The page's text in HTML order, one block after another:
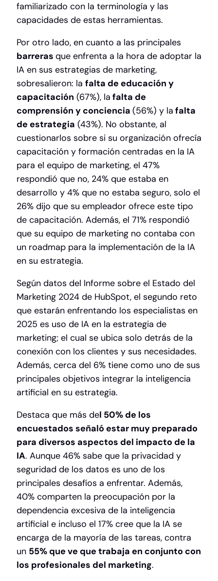
familiarizado con la terminología y las
capacidades de estas herramientas.
Por otro lado, en cuanto a las principales
barreras que enfrenta a la hora de adoptar la
IA en sus estrategias de marketing,
sobresalieron: la falta de educación y
capacitación (67%), la falta de
comprensión y conciencia (56%) y la falta
de estrategia (43%). No obstante, al
cuestionarlos sobre si su organización ofrecía
capacitación y formación centradas en la IA
para el equipo de marketing, el 47%
respondió que no, 24% que estaba en
desarrollo y 4% que no estaba seguro, solo el
26% dijo que su empleador ofrece este tipo
de capacitación. Además, el 71% respondió
que su equipo de marketing no contaba con
un roadmap para la implementación de la IA
en su estrategia.
Según datos del Informe sobre el Estado del
Marketing 2024 de HubSpot, el segundo reto
que estarán enfrentando los especialistas en
2025 es uso de IA en la estrategia de
marketing; el cual se ubica solo detrás de la
conexión con los clientes y sus necesidades.
Además, cerca del 6% tiene como uno de sus
principales objetivos integrar la inteligencia
artificial en su estrategia.
Destaca que más del 50% de los
encuestados señaló estar muy preparado
para diversos aspectos del impacto de la
IA. Aunque 46% sabe que la privacidad y
seguridad de los datos es uno de los
principales desafíos a enfrentar. Además,
40% comparten la preocupación por la
dependencia excesiva de la inteligencia
artificial e incluso el 17% cree que la IA se
encarga de la mayoría de las tareas, contra
un 55% que ve que trabaja en conjunto con
los profesionales del marketing.